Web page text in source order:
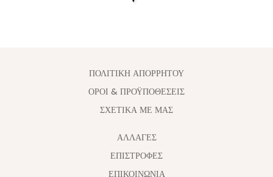
ΠΟΛΙΤΙΚΗ ΑΠΟΡΡΗΤΟΥ
ΟΡΟΙ & ΠΡΟΫΠΟΘΕΣΕΙΣ
ΣΧΕΤΙΚΑ ΜΕ ΜΑΣ
ΑΛΛΑΓΈΣ
ΕΠΙΣΤΡΟΦΕΣ
ΕΠΙΚΟΙΝΩΝΙΑ